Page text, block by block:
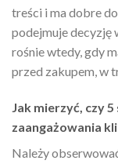
treści i ma dobre
podejmuje decyzję
rośnie wtedy, gdy
przed zakupem, w
Jak mierzyć, czy
zaangażowania
Należy